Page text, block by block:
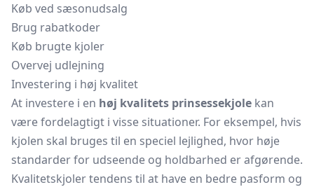
Køb ved sæsonudsalg
Brug rabatkoder
Køb brugte kjoler
Overvej udlejning
Investering i høj kvalitet
At investere i en høj kvalitets prinsessekjole kan
være fordelagtigt i visse situationer. For eksempel, hvis
kjolen skal bruges til en speciel lejlighed, hvor høje
standarder for udseende og holdbarhed er afgørende.
Kvalitetskjoler tendens til at have en bedre pasform og